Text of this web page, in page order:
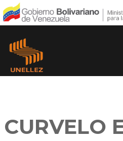
CURVELO